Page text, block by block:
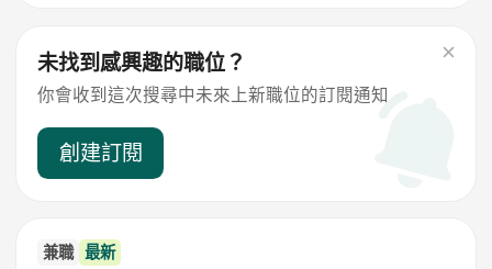
未找到感興趣的職位？
你會收到這次搜尋中未來上新職位的訂閱通知
創建訂閱
兼職 最新